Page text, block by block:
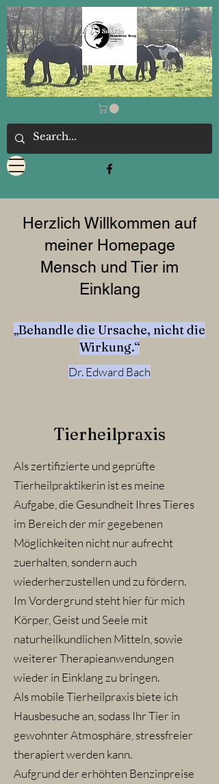
Herzlich Willkommen auf
meiner Homepage
Mensch und Tier im
Einklang
„Behandle die Ursache, nicht die
Wirkung.“
Dr. Edward Bach
Tierheilpraxis
Als zertifizierte und geprüfte
Tierheilpraktikerin ist es meine
Aufgabe, die Gesundheit Ihres Tieres
im Bereich der mir gegebenen
Möglichkeiten nicht nur aufrecht
zuerhalten, sondern auch
wiederherzustellen und zu fördern.
Im Vordergrund steht hier für mich
Körper, Geist und Seele mit
naturheilkundlichen Mitteln, sowie
weiterer Therapieanwendungen
wieder in Einklang zu bringen.
Als mobile Tierheilpraxis biete ich
Hausbesuche an, sodass Ihr Tier in
gewohnter Atmosphäre, stressfreier
therapiert werden kann.
Aufgrund der erhöhten Benzinpreise